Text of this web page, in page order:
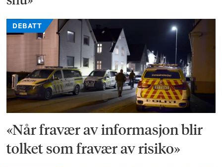
DEBATT
«Når fravær av informasjon blir
tolket som fravær av risiko»